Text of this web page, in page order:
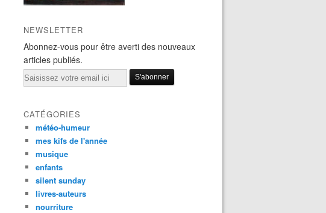
NEWSLETTER
Abonnez-vous pour être averti des nouveaux
articles publiés.
Email
CATÉGORIES
météo-humeur
mes kifs de l'année
musique
enfants
silent sunday
livres-auteurs
nourriture